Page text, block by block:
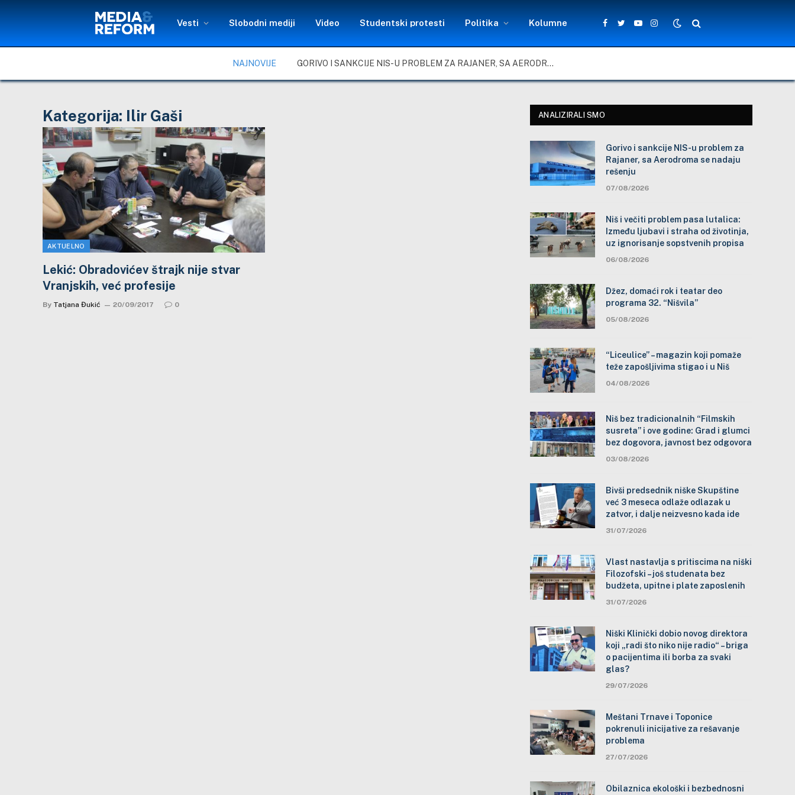
Vesti Slobodni mediji Video Studentski protesti Politika Kolumne
Facebook
TwitterYouTubeInstagram
NAJNOVIJE GORIVO I SANKCIJE NIS-U PROBLEM ZA RAJANER, SA AERODROMA SE NADAJU REŠENJU
Kategorija: Ilir Gaši
AKTUELNO
Lekić: Obradovićev štrajk nije stvar
Vranjskih, već profesije
By Tatjana Đukić 20/09/2017 0
ANALIZIRALI SMO
Gorivo i sankcije NIS-u problem za
Rajaner, sa Aerodroma se nadaju
rešenju
07/08/2026
Niš i večiti problem pasa lutalica:
Između ljubavi i straha od životinja,
uz ignorisanje sopstvenih propisa
06/08/2026
Džez, domaći rok i teatar deo
programa 32. “Nišvila”
05/08/2026
“Liceulice” – magazin koji pomaže
teže zapošljivima stigao i u Niš
04/08/2026
Niš bez tradicionalnih “Filmskih
susreta” i ove godine: Grad i glumci
bez dogovora, javnost bez odgovora
03/08/2026
Bivši predsednik niške Skupštine
već 3 meseca odlaže odlazak u
zatvor, i dalje neizvesno kada ide
31/07/2026
Vlast nastavlja s pritiscima na niški
Filozofski – još studenata bez
budžeta, upitne i plate zaposlenih
31/07/2026
Niški Klinički dobio novog direktora
koji „radi što niko nije radio“ – briga
o pacijentima ili borba za svaki
glas?
29/07/2026
Meštani Trnave i Toponice
pokrenuli inicijative za rešavanje
problema
27/07/2026
Obilaznica ekološki i bezbednosni